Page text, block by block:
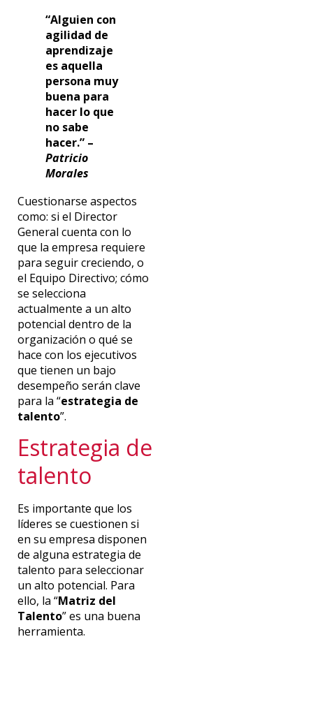
“Alguien con
agilidad de
aprendizaje
es aquella
persona muy
buena para
hacer lo que
no sabe
hacer.” –
Patricio
Morales
Cuestionarse aspectos
como: si el Director
General cuenta con lo
que la empresa requiere
para seguir creciendo, o
el Equipo Directivo; cómo
se selecciona
actualmente a un alto
potencial dentro de la
organización o qué se
hace con los ejecutivos
que tienen un bajo
desempeño serán clave
para la “estrategia de
talento”.
Estrategia de
talento
Es importante que los
líderes se cuestionen si
en su empresa disponen
de alguna estrategia de
talento para seleccionar
un alto potencial. Para
ello, la “Matriz del
Talento” es una buena
herramienta.